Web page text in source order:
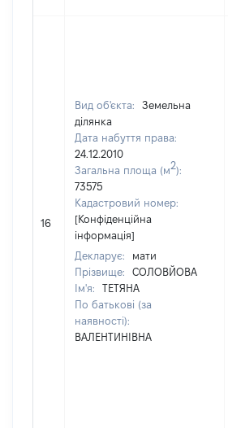
16
Вид об'єкта:
Земельна
ділянка
Дата набуття права:
24.12.2010
Загальна площа (м2):
73575
Кадастровий номер:
[Конфіденційна
інформація]
Декларує:
мати
Прізвище:
СОЛОВЙОВА
Ім'я:
ТЕТЯНА
По батькові (за
наявності):
ВАЛЕНТИНІВНА